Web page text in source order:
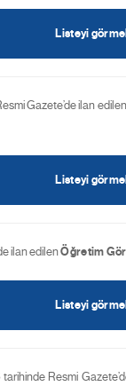
Listeyi
Gazete’de ilan edilen
Listeyi
ilan edilenÖğretim
Listeyi
tarihinde Resmi